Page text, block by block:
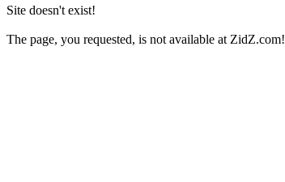
Site doesn't exist!
The page, you requested, is not available at ZidZ.com!